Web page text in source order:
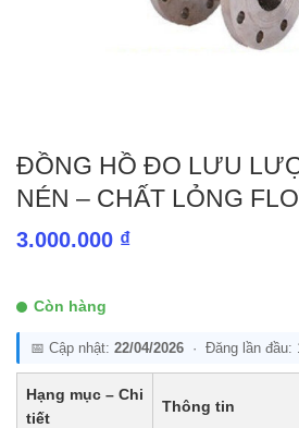
ĐỒNG HỒ ĐO LƯU
NÉN – CHẤT LỎNG
3.000.000 ₫
Còn hàng
📅 Cập nhật: 22/04/2026 · Đăng lần đầu:
Hạng mục – Chi
tiết
Thông tin